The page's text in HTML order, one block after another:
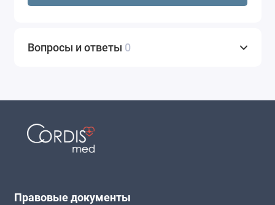
Вопросы и ответы 0
Правовые документы